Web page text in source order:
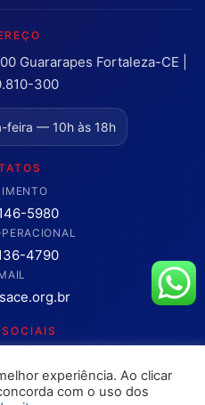
Guararapes Fortaleza-CE |
300
feira — 10h às 18h
5980
4790
os canais oficiais.
experiência. Ao clicar
com o uso dos